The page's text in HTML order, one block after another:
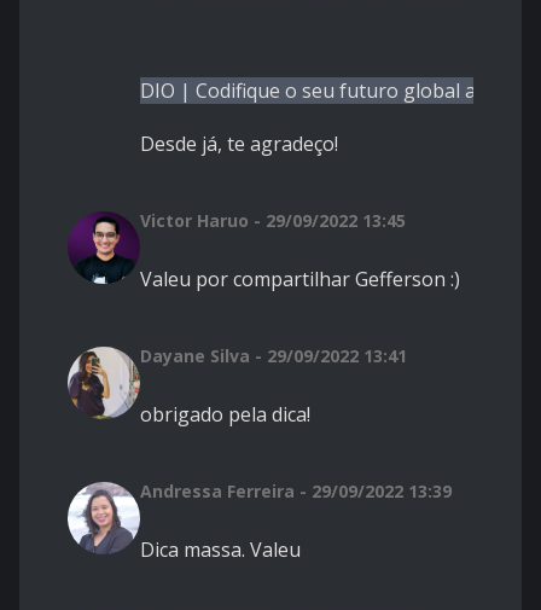
DIO | Codifique o seu futuro global agora
Desde já, te agradeço!
Victor Haruo - 29/09/2022 13:45
Valeu por compartilhar Gefferson :)
Dayane Silva - 29/09/2022 13:41
obrigado pela dica!
Andressa Ferreira - 29/09/2022 13:39
Dica massa. Valeu